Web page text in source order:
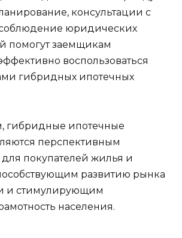
консультации с
юридических
помогут заемщикам
воспользоваться
гибридных ипотечных
гибридные ипотечные
перспективным
покупателей жилья и
развитию рынка
и стимулирующим
населения.